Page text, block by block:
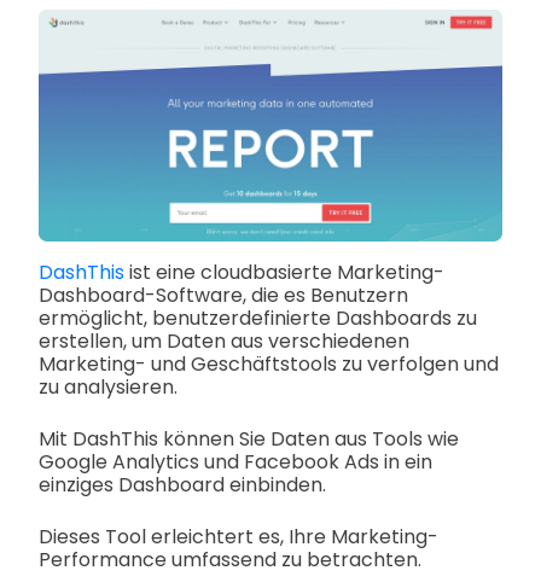
DashThisist eine cloudbasierte Marketing-
Dashboard-Software, die es Benutzern
ermöglicht, benutzerdefinierte Dashboards zu
erstellen, um Daten aus verschiedenen
Marketing- und Geschäftstools zu verfolgen und
zu analysieren.
Mit DashThis können Sie Daten aus Tools wie
Google Analytics und Facebook Ads in ein
einziges Dashboard einbinden.
Dieses Tool erleichtert es, Ihre Marketing-
Performance umfassend zu betrachten.